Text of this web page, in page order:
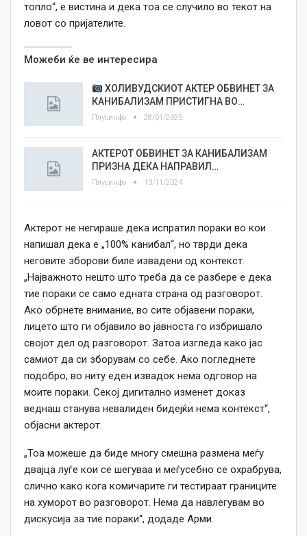
топло“, е вистина и дека тоа се случило во текот на
ловот со пријателите.
Можеби ќе ве интересира
ХОЛИВУДСКИОТ АКТЕР ОБВИНЕТ ЗА
КАНИБАЛИЗАМ ПРИСТИГНА ВО…
Плусинфо 28/01/2025
АКТЕРОТ ОБВИНЕТ ЗА КАНИБАЛИЗАМ
ПРИЗНА ДЕКА НАПРАВИЛ…
Плусинфо 13/11/2024
Актерот не негираше дека испратил пораки во кои
напишал дека е „100% канибал“, но тврди дека
неговите зборови биле извадени од контекст.
„Најважното нешто што треба да се разбере е дека
тие пораки се само едната страна од разговорот.
Ако обрнете внимание, во сите објавени пораки,
лицето што ги објавило во јавноста го избришало
својот дел од разговорот. Затоа изгледа како јас
самиот да си зборувам со себе. Ако погледнете
подобро, во ниту еден извадок нема одговор на
моите пораки. Секој дигитално изменет доказ
веднаш станува невалиден бидејќи нема контекст“,
објасни актерот.
„Тоа можеше да биде многу смешна размена меѓу
двајца луѓе кои се шегуваа и меѓусебно се охрабрува,
слично како кога комичарите ги тестираат границите
на хуморот во разговорот. Нема да навлегувам во
дискусија за тие пораки“, додаде Арми.